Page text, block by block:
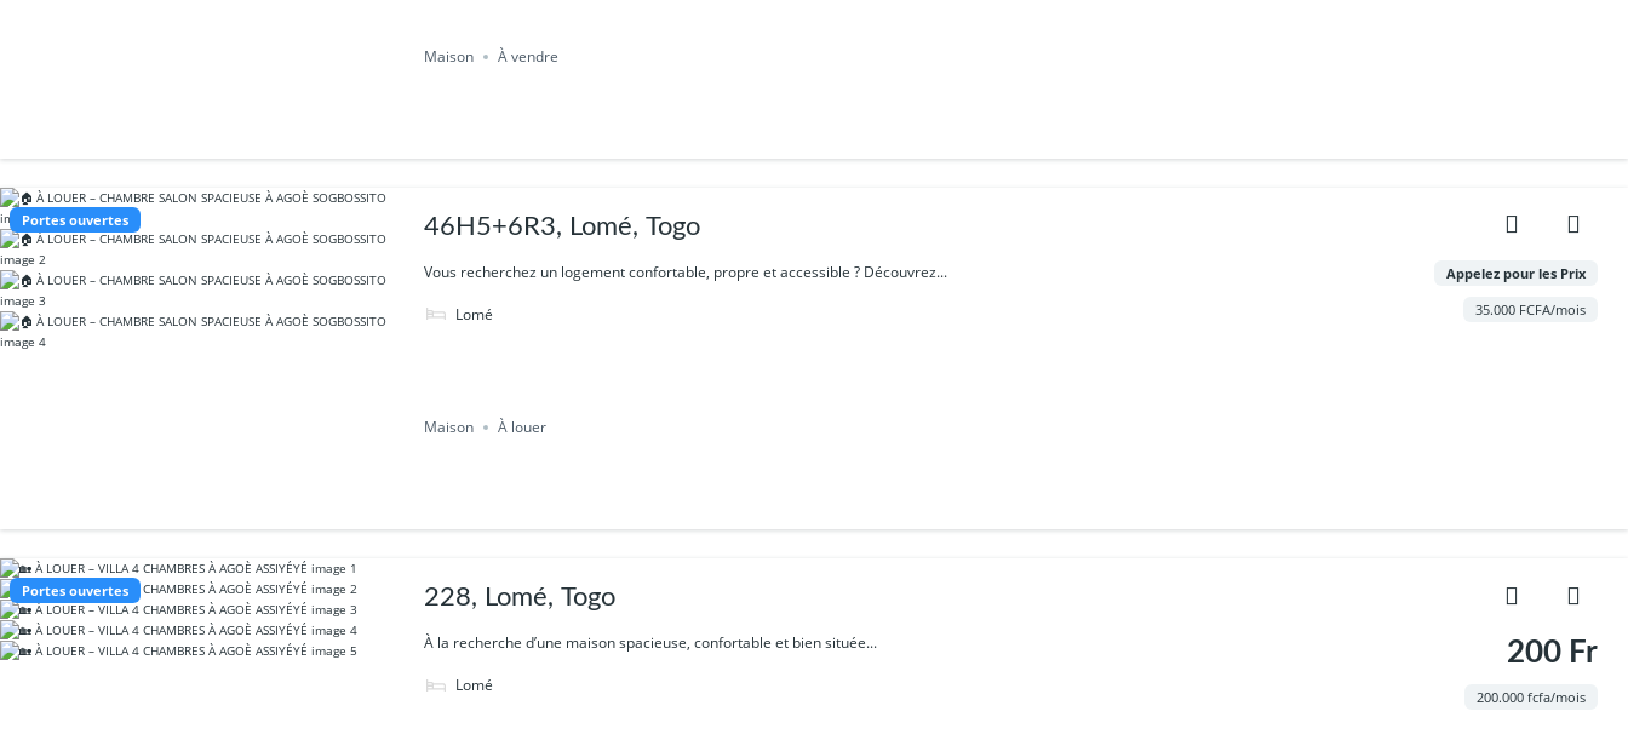
Maison À vendre
Portes ouvertes 46H5+6R3, Lomé, Togo
Vous recherchez un logement confortable, propre et accessible ? Découvrez...
Lomé
Appelez pour les Prix
35.000 FCFA/mois
Maison À louer
Portes ouvertes 228, Lomé, Togo
À la recherche d’une maison spacieuse, confortable et bien située...
Lomé
200 Fr
200.000 fcfa/mois